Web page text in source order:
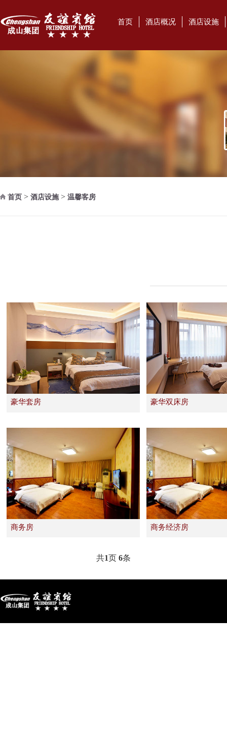
首页 酒店概况 酒店设施
首页 > 酒店设施> 温馨客房
豪华套房 豪华双床房
商务房 商务经济房
共1页 6条